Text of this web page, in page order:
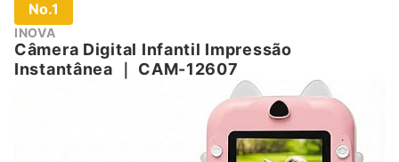
No.1
INOVA
Câmera Digital Infantil Impressão
Instantânea ｜ CAM-12607